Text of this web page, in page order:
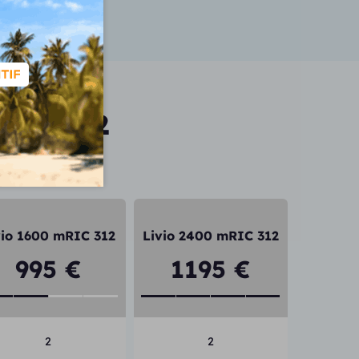
« qui est Roger Federer ? » ou « Quel temps
312
1600 mRIC 312
995 €
2
Livio 2400 mRIC 312
1195 €
2